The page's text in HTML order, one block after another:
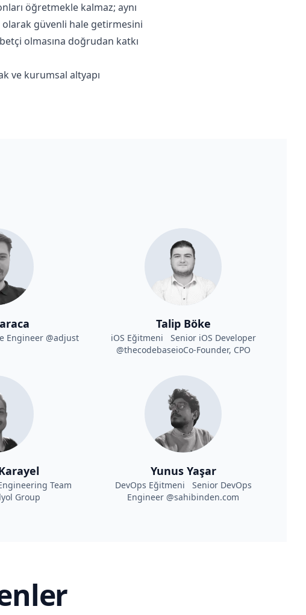
öğretmekle kalmaz; aynı
olarak güvenli hale getirmesini
olmasına doğrudan katkı
ve kurumsal altyapı
Engineer @adjust
Talip Böke
iOS Eğitmeni Senior iOS Developer
@thecodebaseioCo-Founder, CPO
Team
Group
Yunus Yaşar
DevOps Eğitmeni Senior DevOps
Engineer @sahibinden.com